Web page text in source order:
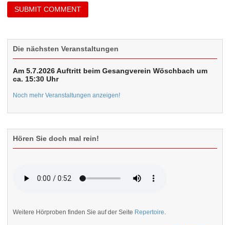
Die nächsten Veranstaltungen
Am 5.7.2026 Auftritt beim Gesangverein Wöschbach um
ca. 15:30 Uhr
Noch mehr Veranstaltungen anzeigen!
Hören Sie doch mal rein!
Weitere Hörproben finden Sie auf der Seite Repertoire.